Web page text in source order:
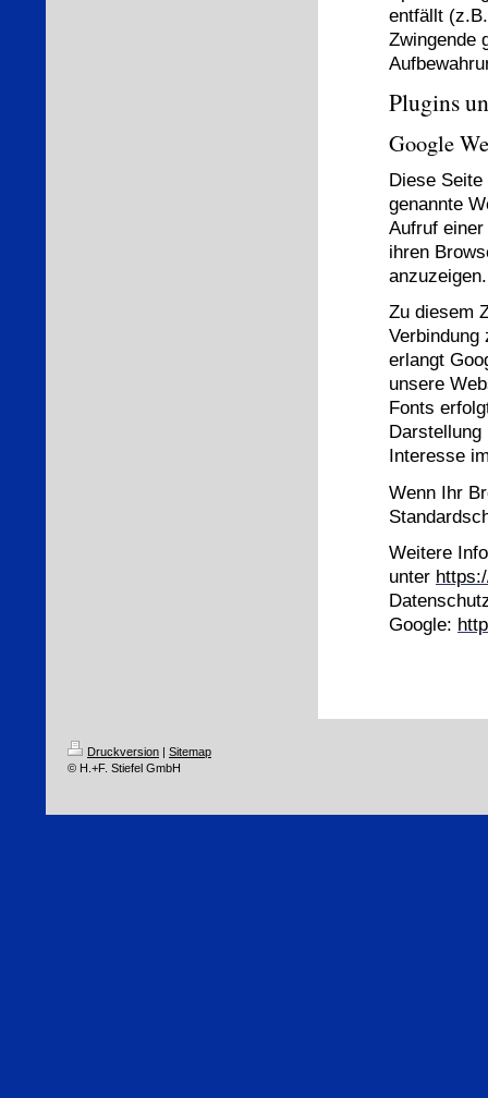
entfällt
Zwingende
Plugins
Google
Diese
genannte
Aufruf
ihren
anzuzeigen.
Zu diesem
Verbindung
erlangt
unsere
Fonts
Interesse
Wenn Ihr
Weitere
unter
Google:
Druckversion | Sitemap
© H.+F. Stiefel GmbH